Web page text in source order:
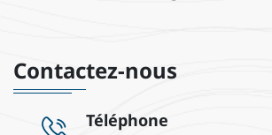
Contactez-nous
Téléphone